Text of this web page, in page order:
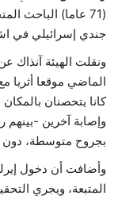
(71 عاما)
جندي إسرائيلي في
ونقلت الهيئة آنذاك
الماضي موقعا أثريا
كانا يتحصنان
وإصابة آخرين -بينهم
بجروح متوسطة، دون
وأضافت أن دخول
المتبعة، ويجري